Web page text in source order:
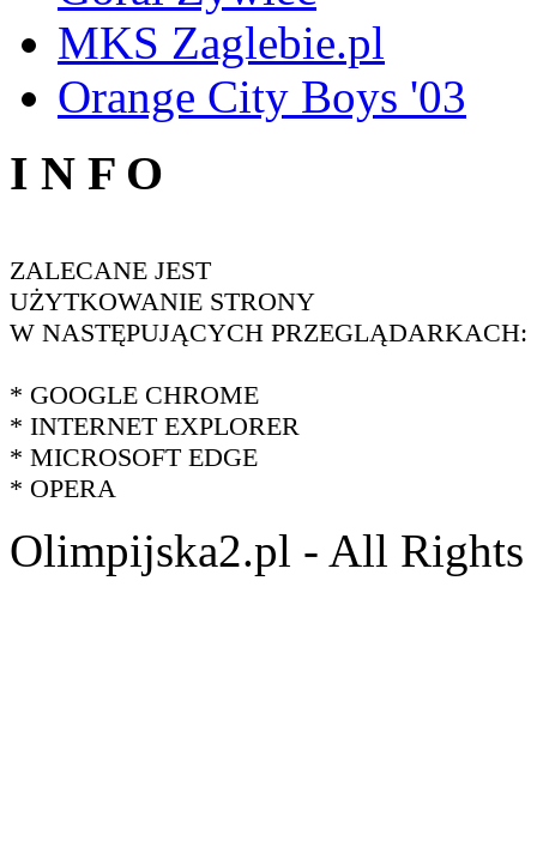
MKS Zaglebie.pl
Orange City Boys '03
I N F O
ZALECANE JEST
UŻYTKOWANIE STRONY
W NASTĘPUJĄCYCH PRZEGLĄDARKACH:
* GOOGLE CHROME
* INTERNET EXPLORER
* MICROSOFT EDGE
* OPERA
Olimpijska2.pl - All Rights